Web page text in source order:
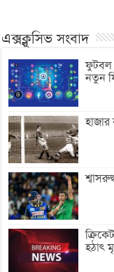
এক্সক্লুসিভ সংবাদ
ফুটবল
নতুন
হঠাৎ